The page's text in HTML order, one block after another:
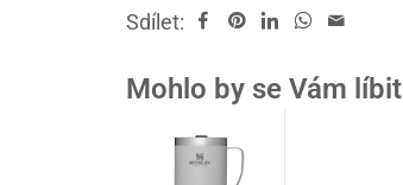
Sdílet:
Mohlo by se Vám